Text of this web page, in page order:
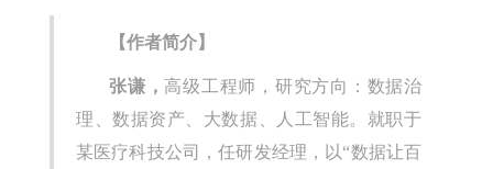
【作者简介】
张谦， 高级工程师，研究方向：数据治
理、数据资产、大数据、人工智能。就职于
某医疗科技公司，任研发经理，以“数据让百